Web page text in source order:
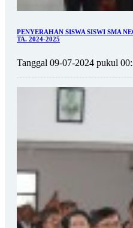
PENYERAHAN SISWA SISWI SMA
TA. 2024-2025
Tanggal 09-07-2024 pukul